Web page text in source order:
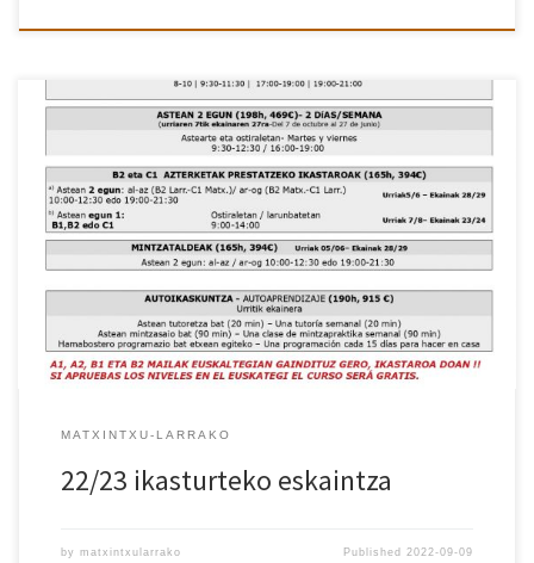
MATXINTXU-LARRAKO
22/23 ikasturteko eskaintza
by matxintxularrako Published2022-09-09